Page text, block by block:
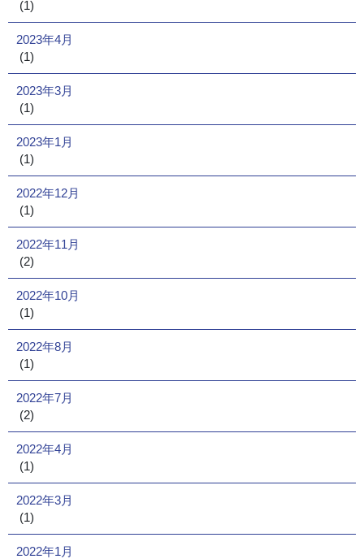
(1)
2023年4月
(1)
2023年3月
(1)
2023年1月
(1)
2022年12月
(1)
2022年11月
(2)
2022年10月
(1)
2022年8月
(1)
2022年7月
(2)
2022年4月
(1)
2022年3月
(1)
2022年1月